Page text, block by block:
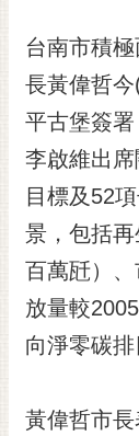
黃
偉
哲
螢
光
花
泉
桐
花
祭
站
台南市積
長黃偉哲
平古堡簽
李啟維出
目標及52
景，包括
百萬瓩）
放量較
向淨零碳排
黃偉哲市長